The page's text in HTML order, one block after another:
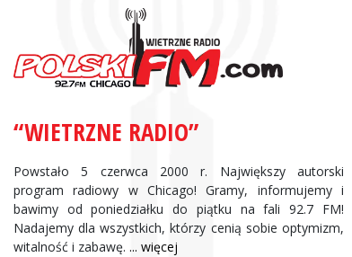
“WIETRZNE RADIO”
Powstało 5 czerwca 2000 r. Największy autorski
program radiowy w Chicago! Gramy, informujemy i
bawimy od poniedziałku do piątku na fali 92.7 FM!
Nadajemy dla wszystkich, którzy cenią sobie optymizm,
witalność i zabawę. ... więcej
Informacje Giełdowe